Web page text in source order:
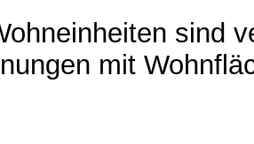
sind
mit